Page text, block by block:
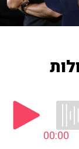
00:00